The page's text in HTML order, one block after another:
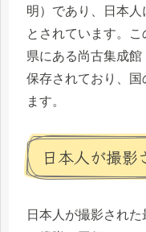
明）であり、日本
とされています。
県にある尚古集成
保存されており、
ます。
日本人が撮影
日本人が撮影され